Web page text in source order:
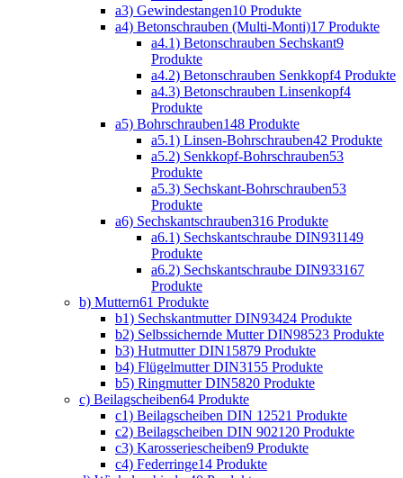
a3) Gewindestangen10 Produkte
a4) Betonschrauben (Multi-Monti)17 Produkte
a4.1) Betonschrauben Sechskant9
Produkte
a4.2) Betonschrauben Senkkopf4 Produkte
a4.3) Betonschrauben Linsenkopf4
Produkte
a5) Bohrschrauben148 Produkte
a5.1) Linsen-Bohrschrauben42 Produkte
a5.2) Senkkopf-Bohrschrauben53
Produkte
a5.3) Sechskant-Bohrschrauben53
Produkte
a6) Sechskantschrauben316 Produkte
a6.1) Sechskantschraube DIN931149
Produkte
a6.2) Sechskantschraube DIN933167
Produkte
b) Muttern61 Produkte
b1) Sechskantmutter DIN93424 Produkte
b2) Selbssichernde Mutter DIN98523 Produkte
b3) Hutmutter DIN15879 Produkte
b4) Flügelmutter DIN3155 Produkte
b5) Ringmutter DIN5820 Produkte
c) Beilagscheiben64 Produkte
c1) Beilagscheiben DIN 12521 Produkte
c2) Beilagscheiben DIN 9021 20 Produkte
c3) Karosseriescheiben9 Produkte
c4) Federringe14 Produkte